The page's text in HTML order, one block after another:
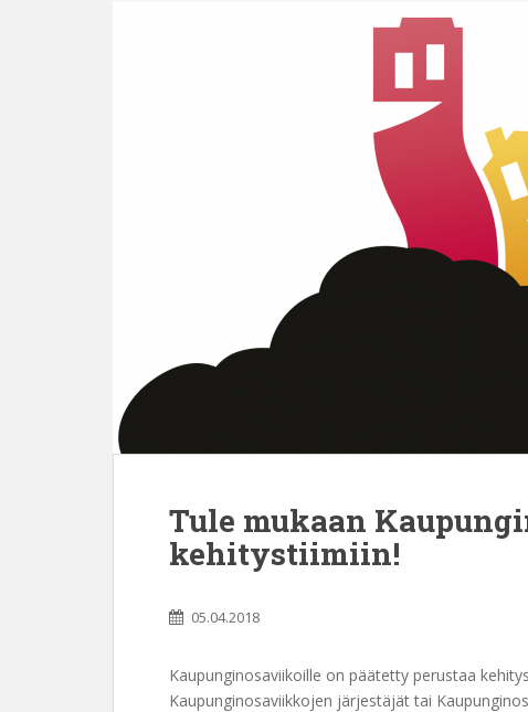
Tule mukaan
kehitystiimiin!
05.04.2018
Kaupunginosaviikoille on päätetty perustaa
Kaupunginosaviikkojen järjestäjät tai